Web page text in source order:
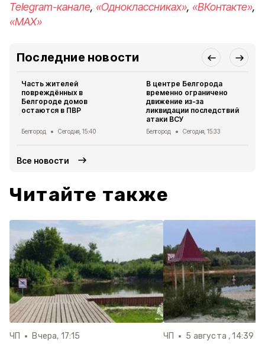
Telegram-канале, «Одноклассниках», «ВКонтакте»,
«MAX»
Последние новости
Часть жителей
повреждённых в
Белгороде домов
остаются в ПВР
Белгород Сегодня, 15:40
В центре Белгорода
временно ограничено
движение из-за
ликвидации последствий
атаки ВСУ
Белгород Сегодня, 15:33
Все новости
Читайте также
ЧП Вчера, 17:15 ЧП 5 августа , 14:39